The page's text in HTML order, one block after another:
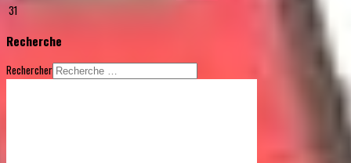
31
Recherche
Rechercher